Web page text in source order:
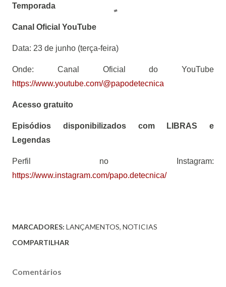
Temporada
Canal Oficial YouTube
Data: 23 de junho (terça-feira)
Onde: Canal Oficial do YouTube
https://www.youtube.com/@papodetecnica
Acesso gratuito
Episódios disponibilizados com LIBRAS e
Legendas
Perfil no Instagram:
https://www.instagram.com/papo.detecnica/
MARCADORES: LANÇAMENTOS NOTICIAS
COMPARTILHAR
Comentários